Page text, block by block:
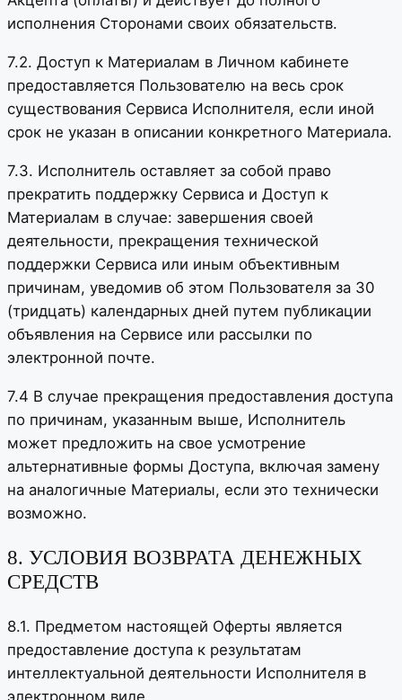
исполнения Сторонами своих обязательств.
7.2. Доступ к Материалам в Личном кабинете
предоставляется Пользователю на весь срок
существования Сервиса Исполнителя, если иной
срок не указан в описании конкретного Материала.
7.3. Исполнитель оставляет за собой право
прекратить поддержку Сервиса и Доступ к
Материалам в случае: завершения своей
деятельности, прекращения технической
поддержки Сервиса или иным объективным
причинам, уведомив об этом Пользователя за 30
(тридцать) календарных дней путем публикации
объявления на Сервисе или рассылки по
электронной почте.
7.4 В случае прекращения предоставления доступа
по причинам, указанным выше, Исполнитель
может предложить на свое усмотрение
альтернативные формы Доступа, включая замену
на аналогичные Материалы, если это технически
возможно.
8. УСЛОВИЯ ВОЗВРАТА ДЕНЕЖНЫХ
СРЕДСТВ
8.1. Предметом настоящей Оферты является
предоставление доступа к результатам
интеллектуальной деятельности Исполнителя в